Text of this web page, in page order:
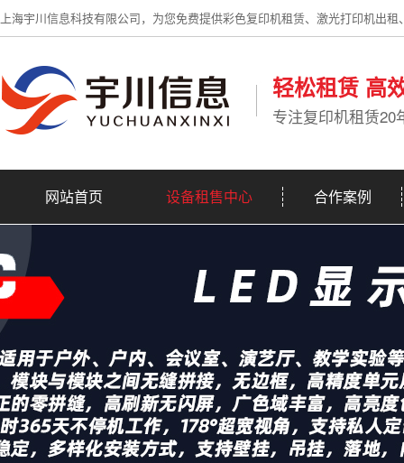
上海宇川信息科技有限公司，为您免费提供彩色复印机租赁、激光打印机出
轻松租赁 高
专注复印机租赁20
网站首页 设备租售中心 合作案例